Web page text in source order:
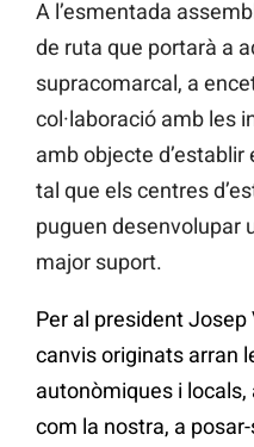
A l’esmentada
de ruta que portarà a
supracomarcal, a
col·laboració amb les
amb objecte
tal que els centres
puguen desenvolupar
major suport.
Per al president Josep
canvis originats arran
autonòmiques i
com la nostra, a